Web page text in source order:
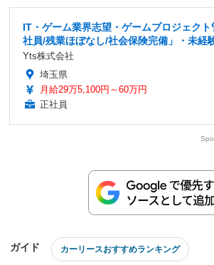
IT・ゲーム業界志望・ゲームプロジェク
社員/残業ほぼなし/社会保険完備」・未経
Yts株式会社
埼玉県
月給29万5,100円～60万円
正社員
ガイド カーリースおすすめランキング